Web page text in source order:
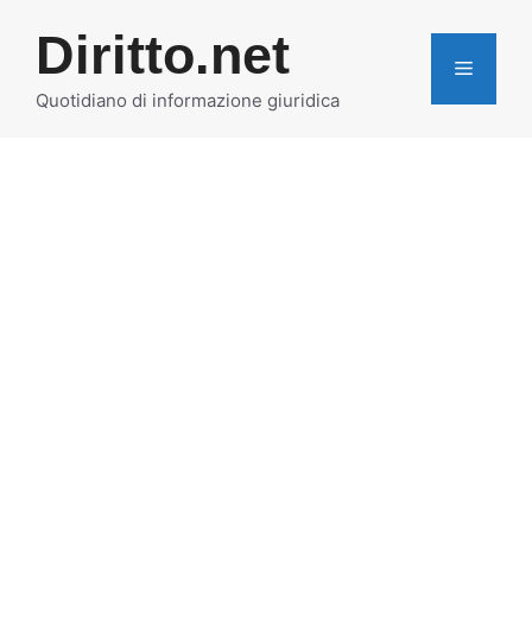
contenuto
Diritto.net
Quotidiano di informazione giuridica
MENU